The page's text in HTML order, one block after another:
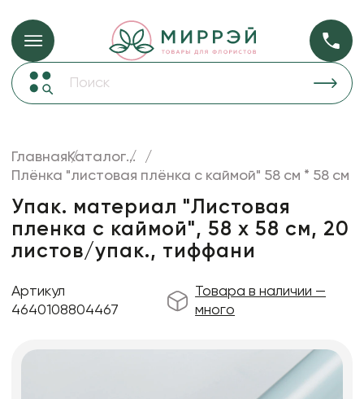
Упаковка для цветов и подарков Упаковка для
прозрачная
Коробки для цветов
Декор для дома
Лента
Товары для флористов
Искусственные цветы и растения
ГлавнаяКаталог...
Плёнка "листовая плёнка с каймой" 58 см * 58 см
Упак. материал "Листовая
пленка с каймой", 58 х 58 см, 20
листов/упак., тиффани
Артикул
4640108804467
Товара в наличии —
много